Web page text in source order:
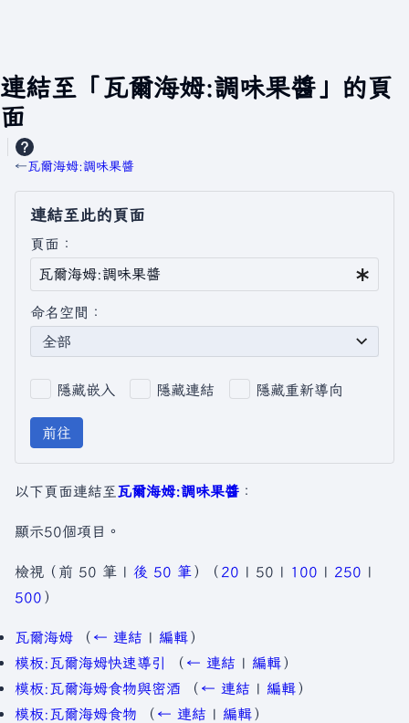
連結至「瓦爾海姆:調味果醬」的頁
面
←瓦爾海姆:調味果醬
連結至此的頁面
頁面：
命名空間：
全部
隱藏嵌入 隱藏連結 隱藏重新導向
前往
以下頁面連結至瓦爾海姆:調味果醬 ：
顯示50個項目。
檢視（ 前 50 筆 | 後 50 筆 ）（ 20 | 50 | 100 | 250 |
500 ）
瓦爾海姆 （ ← 連結 | 編輯）
模板:瓦爾海姆快速導引
（ ← 連結 | 編輯）
模板:瓦爾海姆食物與密酒
（ ← 連結 | 編輯）
模板:瓦爾海姆食物
（ ← 連結 | 編輯）